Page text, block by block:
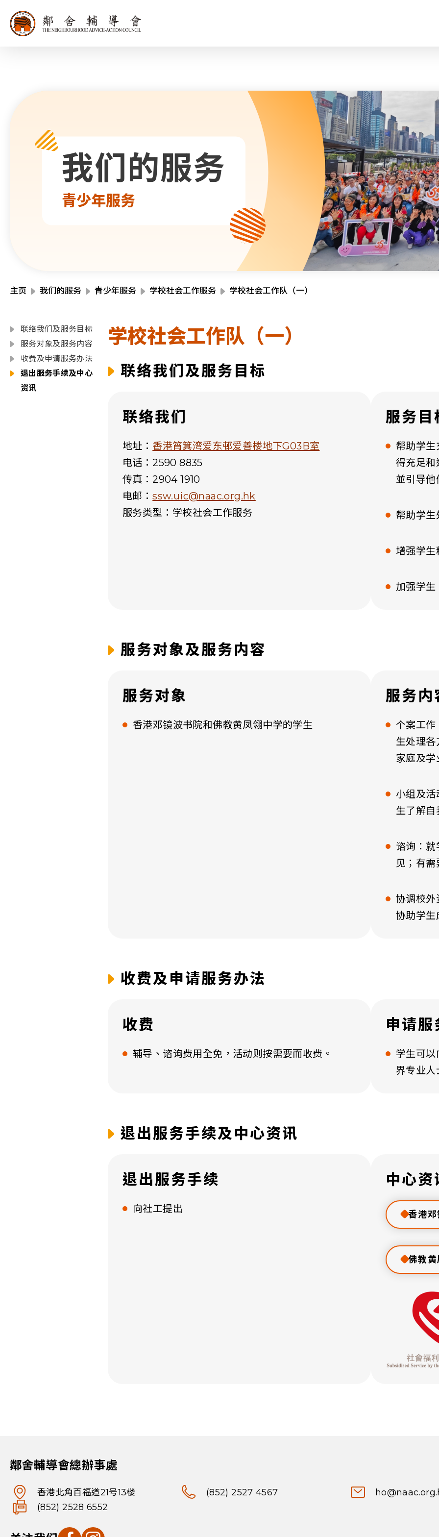
我们的服务
青少年服务
主页 我们的服务 青少年服务 学校社会工作服务 学校社会工作队（一）
联络我们及服务目标
服务对象及服务内容
收费及申请服务办法
退出服务手续及中心
资讯
学校社会工作队（一）
联络我们及服务目标
联络我们
地址： 香港筲箕湾爱东邨爱善楼地下G03B室
电话：2590 8835
传真：2904 1910
电邮：ssw.uic@naac.org.hk
服务类型：学校社会工作服务
服务目
帮助学
得充足和
並引导
帮助学
增强学
加强学
服务对象及服务内容
服务对象
香港邓镜波书院和佛教黄凤翎中学的学生
服务内
个案工作
生处理
家庭及学
小组及
生了解
谘询：
见；有
协调校外
协助学生
收费及申请服务办法
收费
辅导、谘询费用全免，活动则按需要而收费。
申请
学生可
界专业
退出服务手续及中心资讯
退出服务手续
向社工提出
中心资
香港
佛教
鄰舍輔導會總辦事處
香港北角百福道21号13楼 (852) 2527 4567
(852) 2528 6552
招标项目
关于我们
内地服务
教育服务
医疗衞生服务
社会企业
我们的服务
我们的伙伴
捐款方法
加入义工
支持我们
新闻稿及媒体报导
年报
会讯及刊物
财务报告
资源中心
活动焦点
活动报名
最新动向